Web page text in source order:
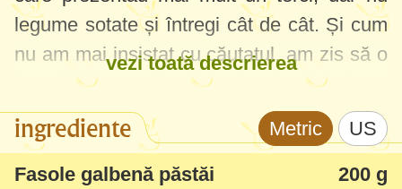
legume sotate și întregi cât de cât. Și cum
nu am mai insistat cu căutatul, am zis să o
fac după capul meu, de fapt vedeam
rezultatul perfect în minte și am reușit să-l
fac exact așa cum îmi trebuia (folosindu-
mă și din ce am mai învățat la cursurile de
vezi toată descrierea
ingrediente Metric US
Fasole galbenă păstăi 200 g